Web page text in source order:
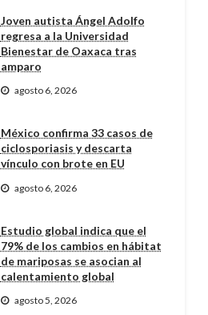
Joven autista Ángel Adolfo
regresa a la Universidad
Bienestar de Oaxaca tras
amparo
agosto 6, 2026
México confirma 33 casos de
ciclosporiasis y descarta
vínculo con brote en EU
agosto 6, 2026
Estudio global indica que el
79% de los cambios en hábitat
de mariposas se asocian al
calentamiento global
agosto 5, 2026